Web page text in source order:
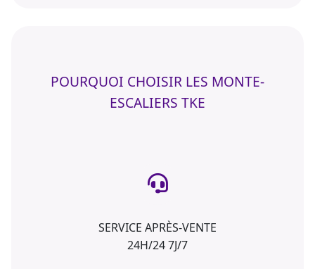
POURQUOI CHOISIR LES MONTE-
ESCALIERS TKE
SERVICE APRÈS-VENTE
24H/24 7J/7